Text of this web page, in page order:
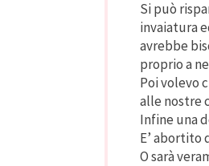
Si può
invaiatura
avrebbe
proprio a
Poi volevo
alle nostre
Infine una
E’ abortito
O sarà